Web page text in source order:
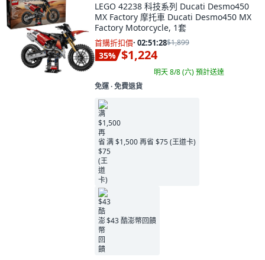
LEGO 42238 科技系列 Ducati Desmo450
MX Factory 摩托車 Ducati Desmo450 MX
Factory Motorcycle, 1套
首購折扣價· 02:51:27$1,899
35% $1,224
明天 8/8 (六)預計送達
免運 ∙ 免費退貨
满 $1,500 再省 $75 (王道卡)
$43 酷澎幣回饋